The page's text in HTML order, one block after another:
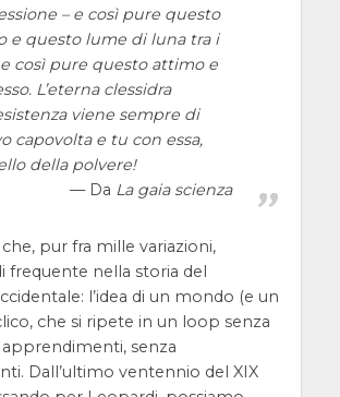
– e così pure questo
e questo lume di luna tra i
così pure questo attimo e
L’eterna clessidra
viene sempre di
capovolta e tu con essa,
della polvere!
Da La gaia scienza
pur fra mille variazioni,
frequente nella storia del
l’idea di un mondo (e un
che si ripete in un loop senza
senza
Dall’ultimo ventennio del XIX